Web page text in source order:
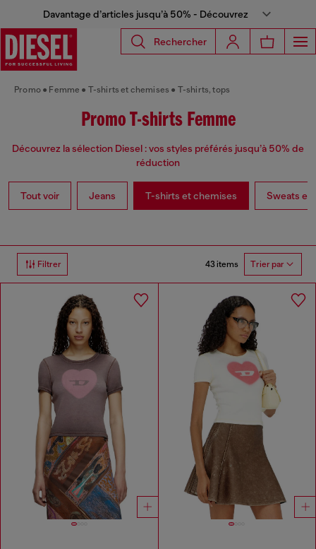
Davantage d’articles jusqu’à 50% - Découvrez
Rechercher
Promo Femme T-shirts et chemises T-shirts, tops
Promo T-shirts Femme
Découvrez la sélection Diesel : vos styles préférés jusqu’à 50% de
réduction
Tout voir Jeans T-shirts et chemises Sweats et
Filtrer 43 items Trier par